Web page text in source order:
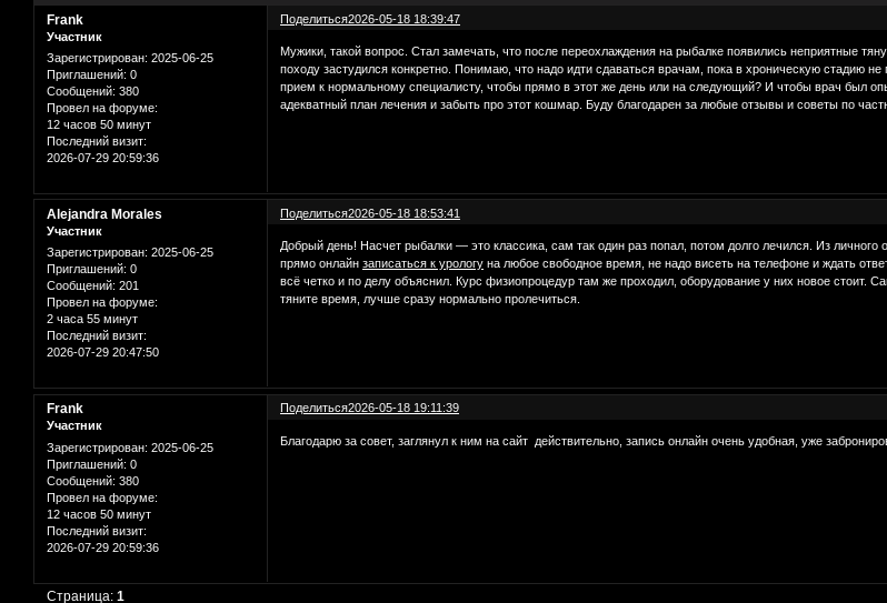
Поделиться2026-05-18 18:39:47
Frank
Участник
Зарегистрирован: 2025-06-25
Приглашений: 0
Сообщений: 380
Провел на форуме:
12 часов 50 минут
Последний визит:
2026-07-29 20:59:36
Мужики, такой вопрос. Стал замечать, что после переохлаждения на рыбалке появились неприятные
походу застудился конкретно. Понимаю, что надо идти сдаваться врачам, пока в хроническую стадию
прием к нормальному специалисту, чтобы прямо в этот же день или на следующий? И чтобы врач был
адекватный план лечения и забыть про этот кошмар. Буду благодарен за любые отзывы и советы по
Поделиться2026-05-18 18:53:41
Alejandra Morales
Участник
Зарегистрирован: 2025-06-25
Приглашений: 0
Сообщений: 201
Провел на форуме:
2 часа 55 минут
Последний визит:
2026-07-29 20:47:50
Добрый день! Насчет рыбалки — это классика, сам так один раз попал, потом долго лечился. Из
прямо онлайнзаписаться к урологу на любое свободное время, не надо висеть на телефоне и ждать
всё четко и по делу объяснил. Курс физиопроцедур там же проходил, оборудование у них новое стоит.
тяните время, лучше сразу нормально пролечиться.
Поделиться2026-05-18 19:11:39
Frank
Участник
Зарегистрирован: 2025-06-25
Приглашений: 0
Сообщений: 380
Провел на форуме:
12 часов 50 минут
Последний визит:
2026-07-29 20:59:36
Благодарю за совет, заглянул к ним на сайт действительно, запись онлайн очень удобная, уже
Страница:1